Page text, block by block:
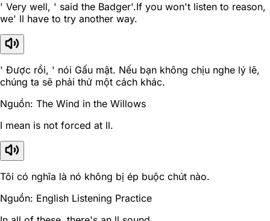
' Very well, ' said the Badger'.If you won't listen to reason,
we' ll have to try another way.
' Được rồi, ' nói Gấu mật. Nếu bạn không chịu nghe lý lẽ,
chúng ta sẽ phải thử một cách khác.
Nguồn: The Wind in the Willows
I mean is not forced at ll.
Tôi có nghĩa là nó không bị ép buộc chút nào.
Nguồn: English Listening Practice